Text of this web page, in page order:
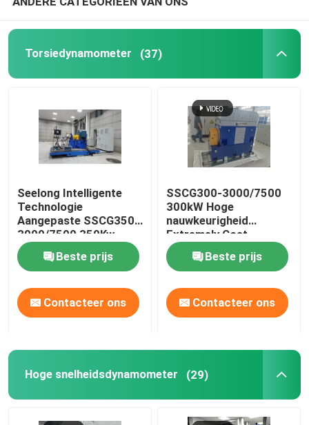
Torsiedynamometer (37)
Seelong Intelligente
Technologie
Aangepaste SSCG350-
3000/7500 350Kw
Motor Prestaties Dyno
TestbankBeste prijs
Contacteer ons
SSCG300-3000/7500
300kW Hoge
nauwkeurigheid
Extremely Cost
Effective Electric
Dynamometer Test
Bench System voor het
testen van EV-
motorprestaties
Beste prijs
Contacteer ons
Hoge snelheidsdynamometer (29)